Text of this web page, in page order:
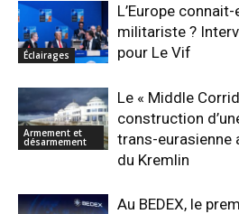
Éclairages
L’Europe
militariste ?
pour Le Vif
Armement et
désarmement
Le « Middle
construction
trans-eurasienne
du Kremlin
Au BEDEX, le